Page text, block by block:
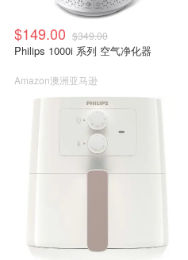
$149.00 $349.00
Philips 1000i 系列 空气净化器
Amazon澳洲亚马逊